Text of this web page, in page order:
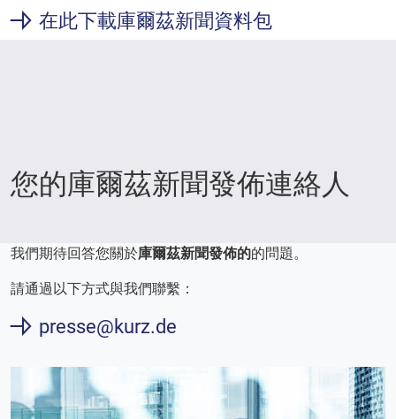
在此下載庫爾茲新聞資料包
您的庫爾茲新聞發佈連絡人
我們期待回答您關於庫爾茲新聞發佈的的問題。
請通過以下方式與我們聯繫：
presse@kurz.de